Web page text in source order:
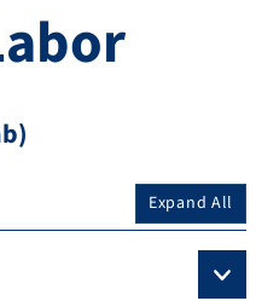
Expand All